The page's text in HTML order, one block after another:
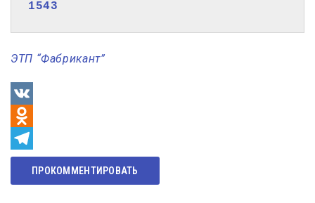
1543
ЭТП “Фабрикант”
VK
Odnoklassniki
Telegram
ПРОКОММЕНТИРОВАТЬ